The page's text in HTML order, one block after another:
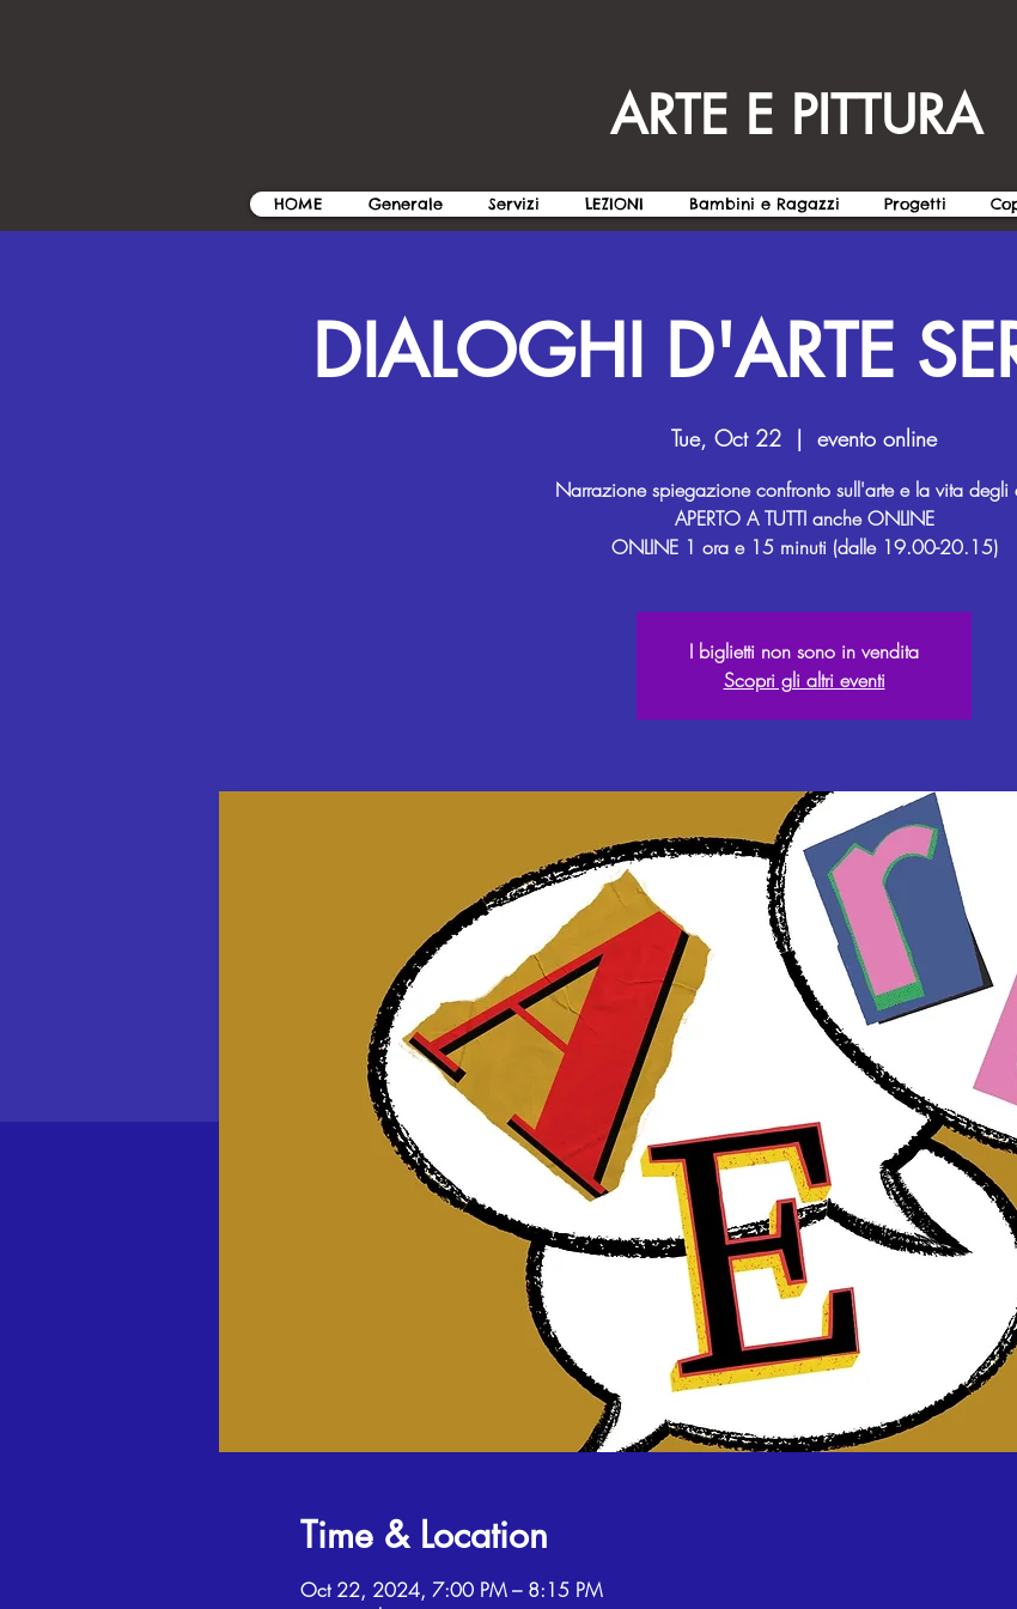
ARTE E PITTURA
HOME Generale Servizi LEZIONI Bambini e Ragazzi Progetti
DIALOGHI D'ARTE
Tue, Oct 22
  |
evento online
Narrazione spiegazione confronto sull'arte e la vita degli
APERTO A TUTTI anche ONLINE
ONLINE 1 ora e 15 minuti (dalle 19.00-20.15)
I biglietti non sono in vendita
Scopri gli altri eventi
Time & Location
Oct 22, 2024, 7:00 PM – 8:15 PM